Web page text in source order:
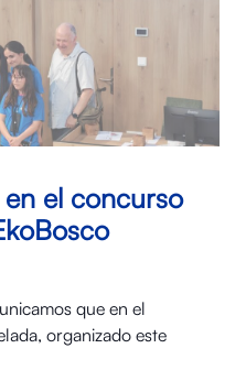
el concurso
que en el
organizado este